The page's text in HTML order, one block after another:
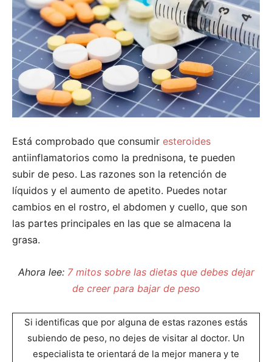
Está comprobado que consumir esteroides
antiinflamatorios como la prednisona, te pueden
subir de peso. Las razones son la retención de
líquidos y el aumento de apetito. Puedes notar
cambios en el rostro, el abdomen y cuello, que son
las partes principales en las que se almacena la
grasa.
Ahora lee: 7 mitos sobre las dietas que debes dejar
de creer para bajar de peso
Si identificas que por alguna de estas razones estás
subiendo de peso, no dejes de visitar al doctor. Un
especialista te orientará de la mejor manera y te